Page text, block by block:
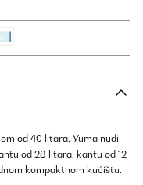
od 40 litara, Yuma nudi
od 28 litara, kantu od 12
kompaktnom kućištu.